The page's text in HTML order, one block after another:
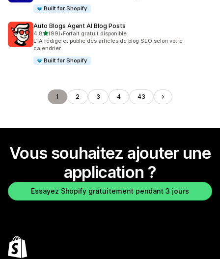
Built for Shopify
Auto Blogs Agent AI Blog Posts
4,8étoile(s) sur 5
(99)
99 avis au total
•Forfait gratuit disponible
L’IA rédige et publie des articles de blog SEO selon votre
calendrier.
Built for Shopify
1 2 3 4 43
Vous souhaitez ajouter une
application ?
Essayez Shopify gratuitement pendant 3 jours